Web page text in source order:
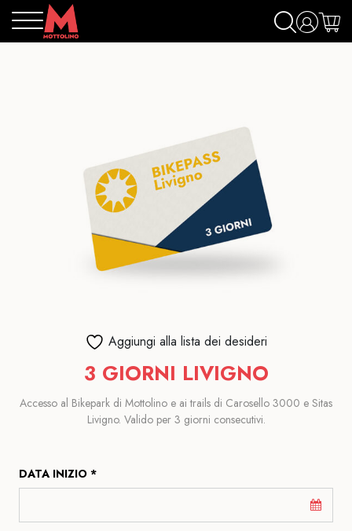
Aggiungi alla lista dei desideri
3 GIORNI LIVIGNO
Accesso al Bikepark di Mottolino e ai trails di Carosello 3000 e Sitas
Livigno. Valido per 3 giorni consecutivi.
DATA INIZIO *